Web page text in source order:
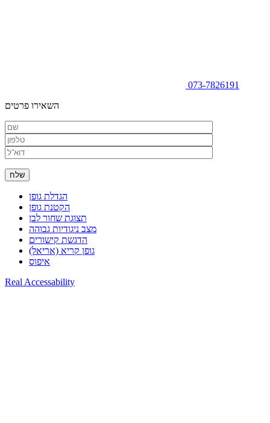
073-7826191
השאירו פרטים
הגדלת גופן
הקטנת גופן
תצוגת שחור לבן
מצב ניגודיות גבוהה
הדגשת קישורים
גופן קריא (אריאל)
איפוס
Real Accessability